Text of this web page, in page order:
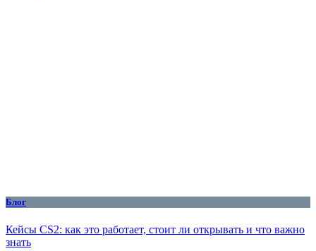
Блог
Кейсы CS2: как это работает, стоит ли открывать и что важно
знать